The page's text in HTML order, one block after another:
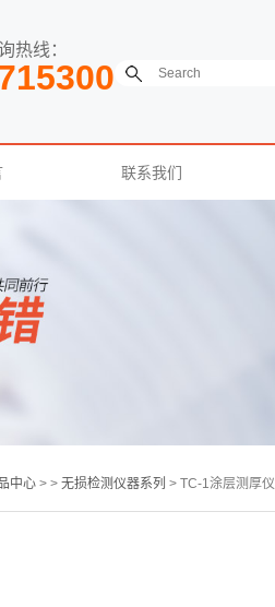
热线：
联系我们
中心> > 无损检测仪器系列 > TC-1涂层测厚仪